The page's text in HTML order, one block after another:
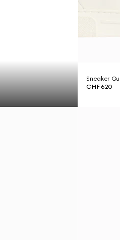
Sneaker
CHF 620